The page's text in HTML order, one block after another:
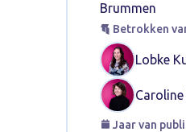
Brummen
Betrokken
Lobke
Jaar van